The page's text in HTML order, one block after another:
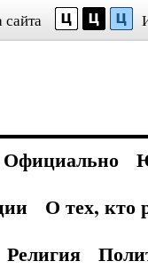
сайта
Официально
О тех, кто
Религия